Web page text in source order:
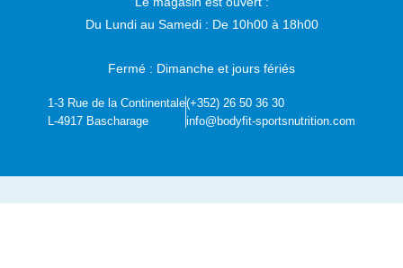
Du Lundi au Samedi : De 10h00 à 18h00
Fermé : Dimanche et jours fériés
1-3 Rue de la Continentale
L-4917 Bascharage
(+352) 26 50 36 30
info@bodyfit-sportsnutrition.com